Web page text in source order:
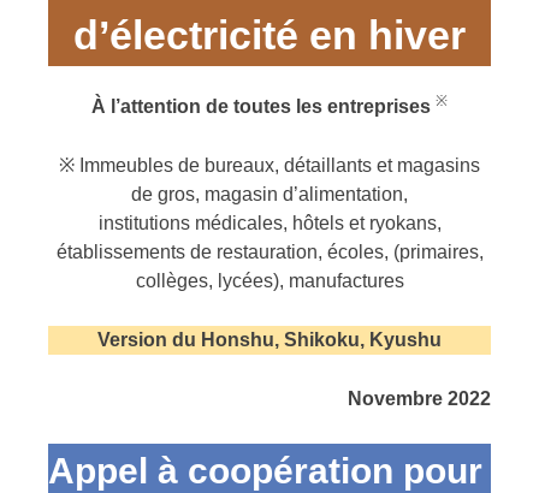
d’électricité en hiver
À l’attention de toutes les entreprises ※
※ Immeubles de bureaux, détaillants et magasins
de gros, magasin d’alimentation,
institutions médicales, hôtels et ryokans,
établissements de restauration, écoles, (primaires,
collèges, lycées), manufactures
Version du Honshu, Shikoku, Kyushu
Novembre 2022
Appel à coopération pour